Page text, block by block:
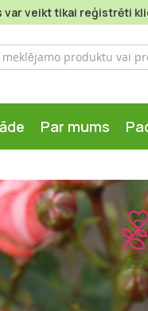
var veikt tikai reģistrēti
Par mums